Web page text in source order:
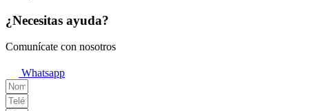
¿Necesitas ayuda?
Comunícate con nosotros
Whatsapp